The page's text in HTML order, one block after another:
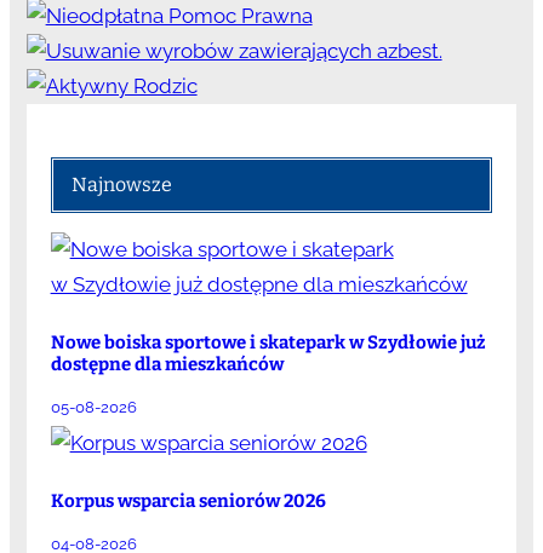
Najnowsze
Nowe boiska sportowe i skatepark w Szydłowie już
dostępne dla mieszkańców
05-08-2026
Korpus wsparcia seniorów 2026
04-08-2026